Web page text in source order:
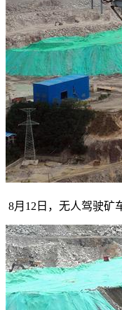
8月12日，无人驾驶矿